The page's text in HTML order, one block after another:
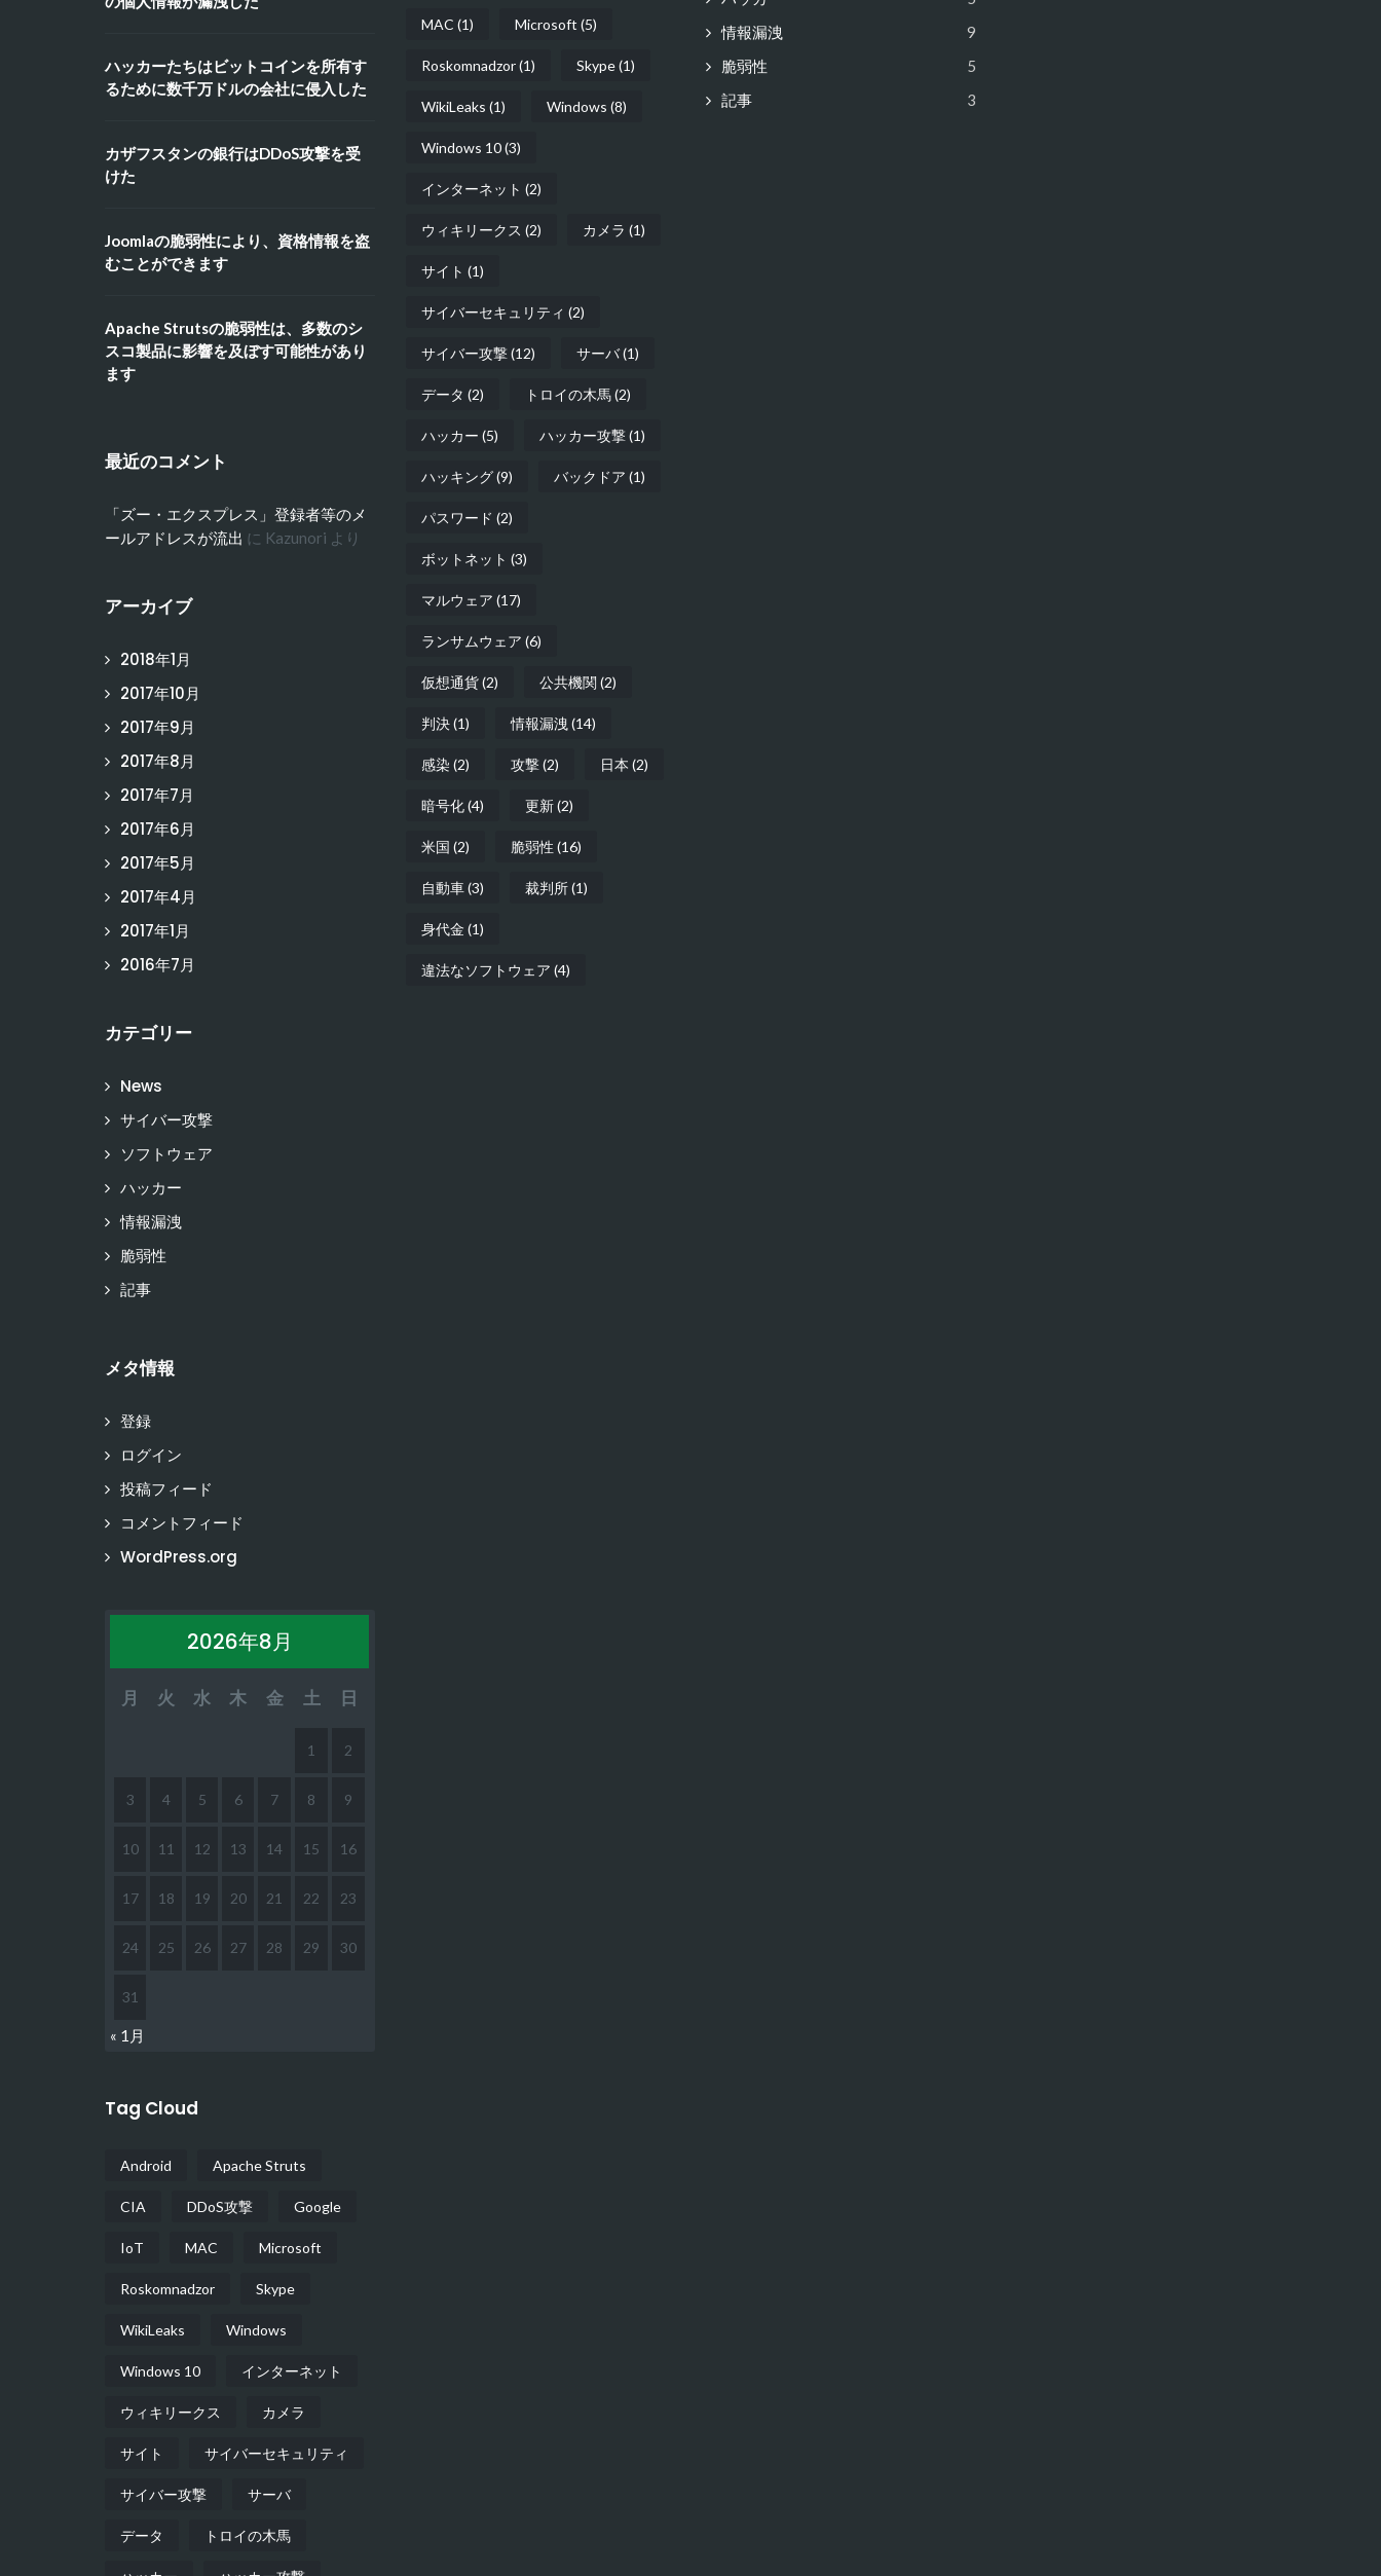
ハッカーたちはビットコインを所有す
るために数千万ドルの会社に侵入した
カザフスタンの銀行はDDoS攻撃を受
けた
Joomlaの脆弱性により、資格情報を盗
むことができます
Apache Strutsの脆弱性は、多数のシ
スコ製品に影響を及ぼす可能性があり
ます
最近のコメント
「ズー・エクスプレス」登録者等のメ
ールアドレスが流出 に Kazunori より
アーカイブ
2018年1月
2017年10月
2017年9月
2017年8月
2017年7月
2017年6月
2017年5月
2017年4月
2017年1月
2016年7月
カテゴリー
News
サイバー攻撃
ソフトウェア
ハッカー
情報漏洩
脆弱性
記事
メタ情報
登録
ログイン
投稿フィード
コメントフィード
WordPress.org
2026年8月
月 火 水 木 金 土 日
1 2
3 4 5 6 7 8 9
10 11 12 13 14 15 16
17 18 19 20 21 22 23
24 25 26 27 28 29 30
31
« 1月
Tag Cloud
Android Apache Struts
CIA DDoS攻撃 Google
IoT MAC Microsoft
Roskomnadzor Skype
WikiLeaks Windows
Windows 10 インターネット
ウィキリークス カメラ
サイト サイバーセキュリティ
サイバー攻撃 サーバ
データ トロイの木馬
MAC (1) Microsoft (5)
Roskomnadzor(1) Skype(1)
WikiLeaks (1) Windows (8)
Windows 10(3)
インターネット (2)
ウィキリークス (2) カメラ (1)
サイト (1)
サイバーセキュリティ (2)
サイバー攻撃(12) サーバ(1)
データ (2) トロイの木馬(2)
ハッカー (5) ハッカー攻撃(1)
ハッキング(9) バックドア (1)
パスワード (2)
ボットネット (3)
マルウェア (17)
ランサムウェア (6)
仮想通貨(2) 公共機関 (2)
判決(1) 情報漏洩 (14)
感染 (2) 攻撃(2) 日本 (2)
暗号化(4) 更新(2)
米国 (2) 脆弱性 (16)
自動車(3) 裁判所(1)
身代金 (1)
違法なソフトウェア (4)
情報漏洩 9
脆弱性 5
記事 3